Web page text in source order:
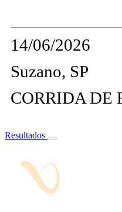
14/06/2026
Suzano, SP
CORRIDA DE
Resultados